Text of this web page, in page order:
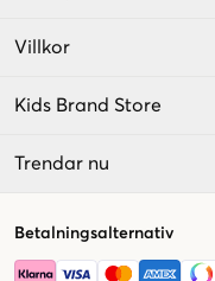
Villkor
Kids Brand Store
Trendar nu
Betalningsalternativ